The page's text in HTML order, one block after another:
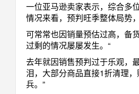
一位亚马逊卖家表示，综合多
情况来看，预判旺季整体局势，
可常常也因销量预估过高，备
过剩的情况屡屡发生。“
去年就因销售预判过于乐观，
泪，大部分商品直接1折清理
兵。”